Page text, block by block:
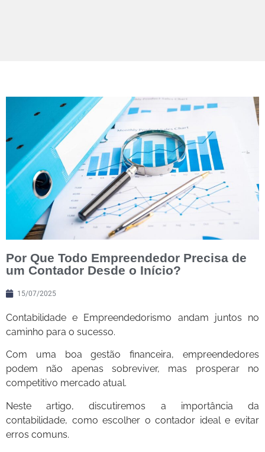
Por Que Todo Empreendedor Precisa de
um Contador Desde o Início?
15/07/2025
Contabilidade e Empreendedorismo andam juntos no
caminho para o sucesso.
Com uma boa gestão financeira, empreendedores
podem não apenas sobreviver, mas prosperar no
competitivo mercado atual.
Neste artigo, discutiremos a importância da
contabilidade, como escolher o contador ideal e evitar
erros comuns.